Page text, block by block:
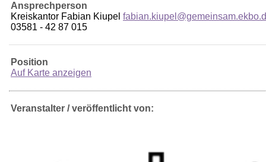
Ansprechperson
Kreiskantor Fabian Kiupel
03581 - 42 87 015
Position
Auf Karte anzeigen
Veranstalter / veröffentlicht von: